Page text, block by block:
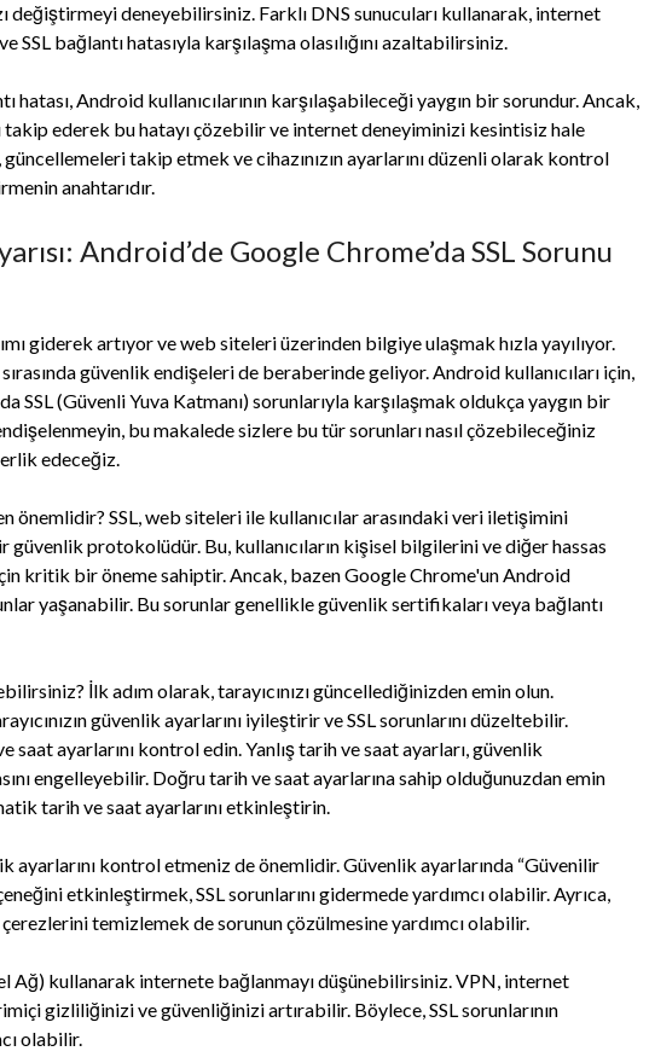
değiştirmeyi deneyebilirsiniz. Farklı DNS sunucuları kullanarak, internet
SSL bağlantı hatasıyla karşılaşma olasılığını azaltabilirsiniz.
hatası, Android kullanıcılarının karşılaşabileceği yaygın bir sorundur. Ancak,
takip ederek bu hatayı çözebilir ve internet deneyiminizi kesintisiz hale
takip etmek ve cihazınızın ayarlarını düzenli olarak kontrol
anahtarıdır.
Android’de Google Chrome’da SSL Sorunu
giderek artıyor ve web siteleri üzerinden bilgiye ulaşmak hızla yayılıyor.
güvenlik endişeleri de beraberinde geliyor. Android kullanıcıları için,
SSL (Güvenli Yuva Katmanı) sorunlarıyla karşılaşmak oldukça yaygın bir
bu makalede sizlere bu tür sorunları nasıl çözebileceğiniz
edeceğiz.
önemlidir? SSL, web siteleri ile kullanıcılar arasındaki veri iletişimini
güvenlik protokolüdür. Bu, kullanıcıların kişisel bilgilerini ve diğer hassas
kritik bir öneme sahiptir. Ancak, bazen Google Chrome'un Android
yaşanabilir. Bu sorunlar genellikle güvenlik sertifikaları veya bağlantı
İlk adım olarak, tarayıcınızı güncellediğinizden emin olun.
güvenlik ayarlarını iyileştirir ve SSL sorunlarını düzeltebilir.
saat ayarlarını kontrol edin. Yanlış tarih ve saat ayarları, güvenlik
engelleyebilir. Doğru tarih ve saat ayarlarına sahip olduğunuzdan emin
tarih ve saat ayarlarını etkinleştirin.
ayarlarını kontrol etmeniz de önemlidir. Güvenlik ayarlarında “Güvenilir
etkinleştirmek, SSL sorunlarını gidermede yardımcı olabilir. Ayrıca,
çerezlerini temizlemek de sorunun çözülmesine yardımcı olabilir.
Ağ) kullanarak internete bağlanmayı düşünebilirsiniz. VPN, internet
gizliliğinizi ve güvenliğinizi artırabilir. Böylece, SSL sorunlarının
olabilir.